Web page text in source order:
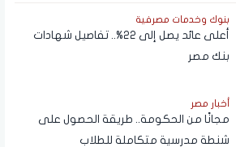
بنوك وخدمات مصرفية
أعلى عائد يصل إلى 22%.. تفاصيل شهادات
بنك مصر
أخبار مصر
مجانًا من الحكومة.. طريقة الحصول على
شنطة مدرسية متكاملة للطلاب